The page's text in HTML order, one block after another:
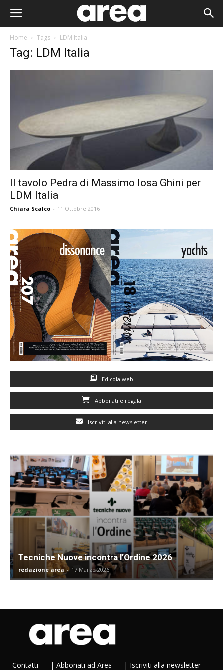
Home Tags LDM Italia
Tag: LDM Italia
Il tavolo Pedra di Massimo Iosa Ghini per
LDM Italia
Chiara Scalco - 11 Ottobre 2016
Edicola web
Abbonati e regala
Iscriviti alla newsletter
Tecniche Nuove incontra l’Ordine 2026
redazione area - 17 Marzo 2026
Contatti | Abbonati ad Area | Iscriviti alla newsletter